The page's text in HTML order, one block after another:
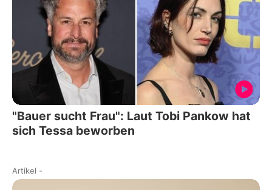
"Bauer sucht Frau": Laut Tobi Pankow hat
sich Tessa beworben
Artikel -